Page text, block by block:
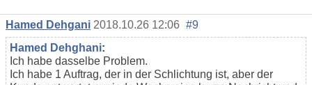
Hamed Dehgani 2018.10.26 12:06 #9
Hamed Dehghani:
Ich habe dasselbe Problem.
Ich habe 1 Auftrag, der in der Schlichtung ist, aber der